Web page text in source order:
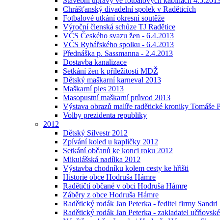
Chrášťanský divadelní spolek v Raděticích
Fotbalové utkání okresní soutěže
Výroční členská schůze TJ Radětice
VČS Českého svazu žen - 6.4.2013
VČS Rybářského spolku - 6.4.2013
Přednáška p. Sassmanna - 2.4.2013
Dostavba kanalizace
Setkání žen k příležitosti MDŽ
Dětský maškarní karneval 2013
Maškarní ples 2013
Masopustní maškarní průvod 2013
Výstava obrazů malíře radětické kroniky Tomáše
Volby prezidenta republiky
2012
Dětský Silvestr 2012
Zpívání koled u kapličky 2012
Setkání občanů ke konci roku 2012
Mikulášská nadílka 2012
Výstavba chodníku kolem cesty ke hřišti
Historie obce Hodruša Hámre
Radětičtí občané v obci Hodruša Hámre
Záběry z obce Hodruša Hámre
Radětický rodák Jan Peterka - ředitel firmy Sandri
Radětický rodák Jan Peterka - zakladatel učňovské